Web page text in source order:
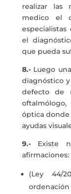
realizar las
medico el
el
que pueda
8.-Luego
diagnóstico
defecto de
óptica donde
ayudas
9.-Existe
afirmaciones:
(Ley 44/
ordenación